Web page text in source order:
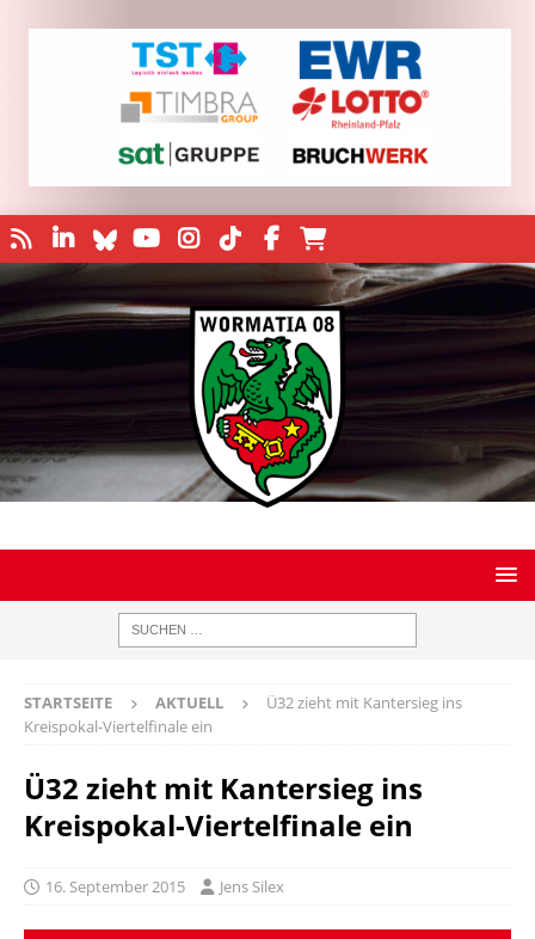
STARTSEITE AKTUELL
Ü32 zieht mit Kantersieg ins
Kreispokal-Viertelfinale ein
Ü32 zieht mit Kantersieg ins
Kreispokal-Viertelfinale ein
16. September 2015 Jens Silex